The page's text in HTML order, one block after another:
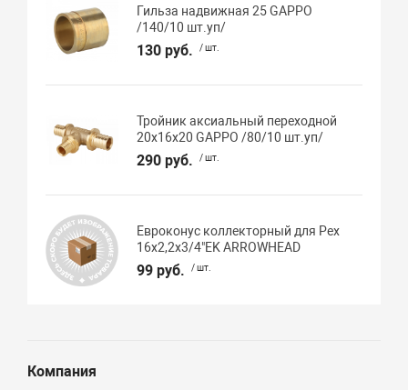
Гильза надвижная 25 GAPPO
/140/10 шт.уп/
130 руб. / шт.
Тройник аксиальный переходной
20х16х20 GAPPO /80/10 шт.уп/
290 руб. / шт.
Евроконус коллекторный для Pex
16х2,2х3/4"EK ARROWHEAD
99 руб. / шт.
Компания